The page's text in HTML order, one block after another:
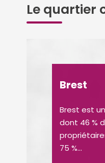
Le quartier
Brest
Brest est
dont 46 %
75 %...